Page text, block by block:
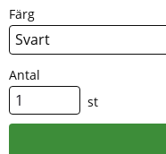
Färg
Antal
st